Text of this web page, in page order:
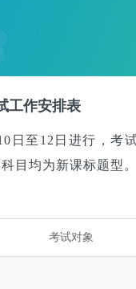
工作安排表
日至12日进行，考
目均为新课标题型。
考试对象